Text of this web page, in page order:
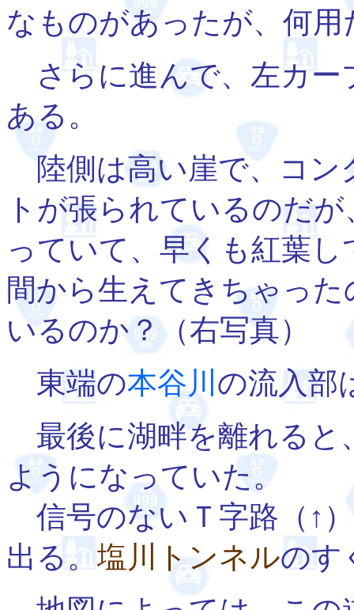
なものがあったが、何
さらに進んで、左カー
ある。
陸側は高い崖で、コン
トが張られているのだ
っていて、早くも紅葉
間から生えてきちゃっ
いるのか？（右写真）
東端の本谷川 の流入部
最後に湖畔を離れると
ようになっていた。
信号のないＴ字路（↑
出る。塩川トンネルのす